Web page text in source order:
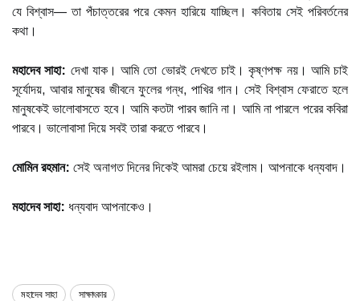
যে বিশ্বাস— তা পঁচাত্তরের পরে কেমন হারিয়ে যাচ্ছিল। কবিতায় সেই পরিবর্তনের
কথা।
মহাদেব সাহা: দেখা যাক। আমি তো ভোরই দেখতে চাই। কৃষ্ণপক্ষ নয়। আমি চাই
সূর্যোদয়, আবার মানুষের জীবনে ফুলের গন্ধ, পাখির গান। সেই বিশ্বাস ফেরাতে হলে
মানুষকেই ভালোবাসতে হবে। আমি কতটা পারব জানি না। আমি না পারলে পরের কবিরা
পারবে। ভালোবাসা দিয়ে সবই তারা করতে পারবে।
মোমিন রহমান: সেই অনাগত দিনের দিকেই আমরা চেয়ে রইলাম। আপনাকে ধন্যবাদ।
মহাদেব সাহা: ধন্যবাদ আপনাকেও।
মহাদেব সাহা সাক্ষাৎকার